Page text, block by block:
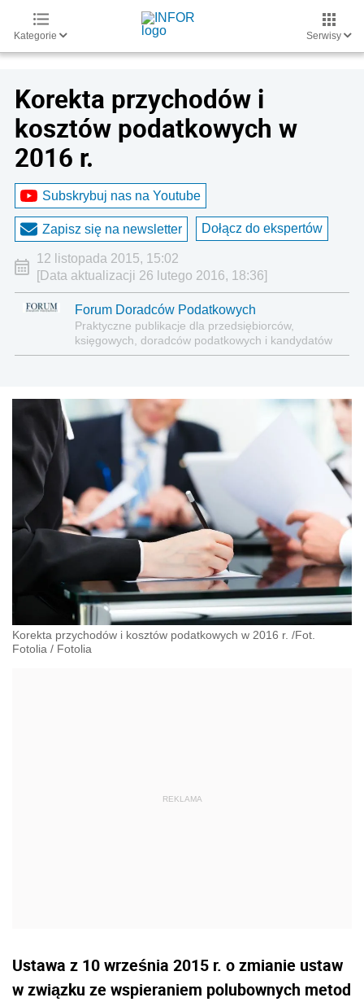
Kategorie Serwisy
Korekta przychodów i
kosztów podatkowych w
2016 r.
Subskrybuj nas na Youtube
Zapisz się na newsletter Dołącz do ekspertów
12 listopada 2015, 15:02
[Data aktualizacji 26 lutego 2016, 18:36]
Forum Doradców Podatkowych
Praktyczne publikacje dla przedsiębiorców,
księgowych, doradców podatkowych i kandydatów
na doradców podatkowych.
Korekta przychodów i kosztów podatkowych w 2016 r. /Fot.
Fotolia / Fotolia
Ustawa z 10 września 2015 r. o zmianie ustaw
w związku ze wspieraniem polubownych metod